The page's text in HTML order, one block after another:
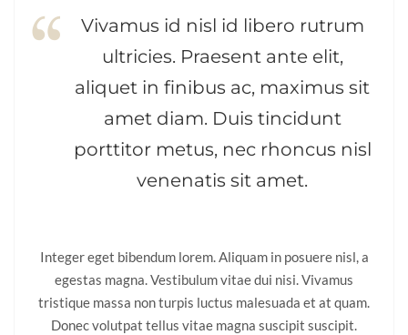
Vivamus id nisl id libero rutrum
ultricies. Praesent ante elit,
aliquet in finibus ac, maximus sit
amet diam. Duis tincidunt
porttitor metus, nec rhoncus nisl
venenatis sit amet.
Integer eget bibendum lorem. Aliquam in posuere nisl, a
egestas magna. Vestibulum vitae dui nisi. Vivamus
tristique massa non turpis luctus malesuada et at quam.
Donec volutpat tellus vitae magna suscipit suscipit.